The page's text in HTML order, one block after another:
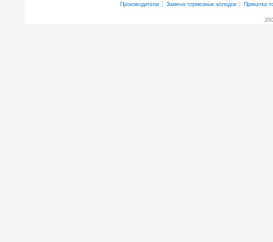
Производители Замена тормозных колодок Прикатка